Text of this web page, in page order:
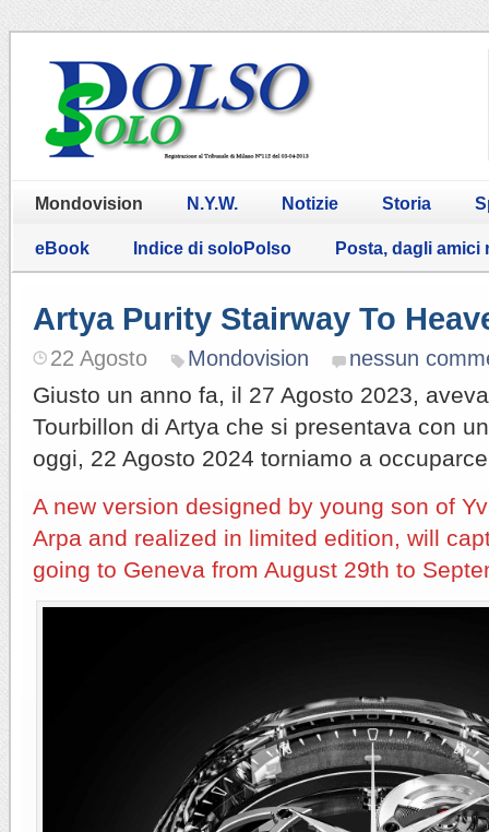
Mondovision N.Y.W. Notizie Storia
eBook Indice di soloPolso Posta, dagli amici
Artya Purity Stairway To
22 Agosto Mondovision nessun
Giusto un anno fa, il 27 Agosto 2023,
Tourbillon di Artya che si presentava con
oggi, 22 Agosto 2024 torniamo a
A new version designed by young son of
Arpa and realized in limited edition, will
going to Geneva from August 29th to